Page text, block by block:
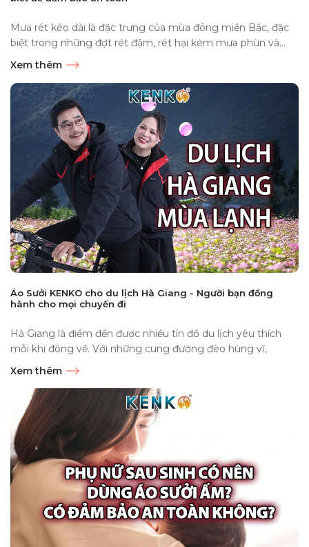
Mưa rét kéo dài là đặc trưng của mùa đông miền Bắc, đặc
biệt trong những đợt rét đậm, rét hại kèm mưa phùn và...
Xem thêm
Áo Sưởi KENKO cho du lịch Hà Giang - Người bạn đồng
hành cho mọi chuyến đi
Hà Giang là điểm đến được nhiều tín đồ du lịch yêu thích
mỗi khi đông về. Với những cung đường đèo hùng vĩ,
Xem thêm